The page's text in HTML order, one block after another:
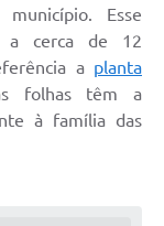
Esse
a cerca de 12
a planta
folhas têm a
à família das